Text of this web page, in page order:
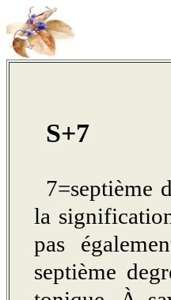
S+7
7=septième
la
pas
septième